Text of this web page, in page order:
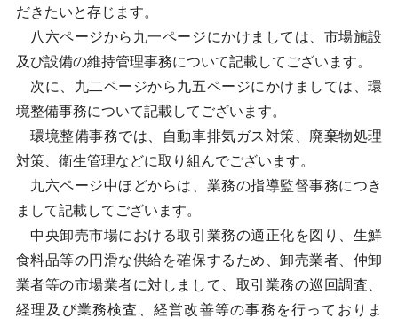
だきたいと存じます。
八六ページから九一ページにかけましては、市場施設
及び設備の維持管理事務について記載してございます。
次に、九二ページから九五ページにかけましては、環
境整備事務について記載してございます。
環境整備事務では、自動車排気ガス対策、廃棄物処理
対策、衛生管理などに取り組んでございます。
九六ページ中ほどからは、業務の指導監督事務につき
まして記載してございます。
中央卸売市場における取引業務の適正化を図り、生鮮
食料品等の円滑な供給を確保するため、卸売業者、仲卸
業者等の市場業者に対しまして、取引業務の巡回調査、
経理及び業務検査、経営改善等の事務を行っておりま